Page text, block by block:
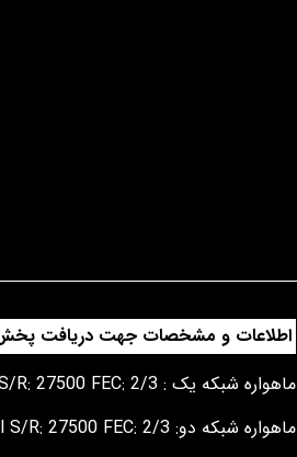
اطلاعات و مشخصات جهت دریافت
ماهواره شبکه یک : YAHSAT (TurkmenAlem) Frq: 10887 Pol: Vertical S/R: 27500 FEC: 2/3
ماهواره شبکه دو: YAHSAT (TurkmenAlem) Frq: 11221 Pol: Vertical S/R: 27500 FEC: 2/3